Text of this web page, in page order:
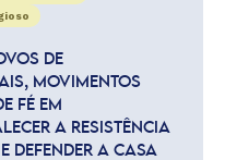
DE
MOVIMENTOS
FÉ EM
A RESISTÊNCIA
DEFENDER A CASA